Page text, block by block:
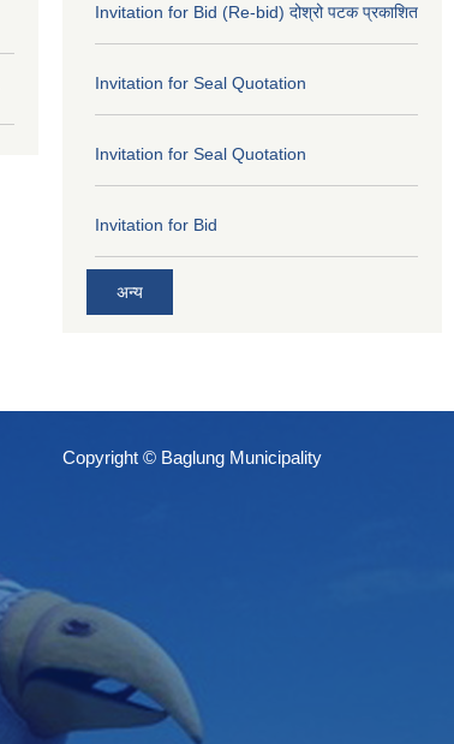
Invitation for Bid (Re-bid) दोश्रो पटक प्रकाशित
Invitation for Seal Quotation
Invitation for Seal Quotation
Invitation for Bid
अन्य
Copyright © Baglung Municipality